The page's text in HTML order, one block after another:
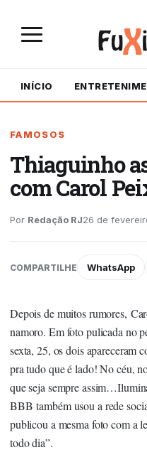
INÍCIO
FAMOSOS
Thiaguinho
com Carol
Por Redação RJ26 de
COMPARTILHE WhatsApp
Depois de muitos rumores,
namoro. Em foto pulicada no
sexta, 25, os dois apareceram
pra tudo que é lado! No céu,
que seja sempre
BBB também usou a rede
publicou a mesma foto com a
todo dia”.